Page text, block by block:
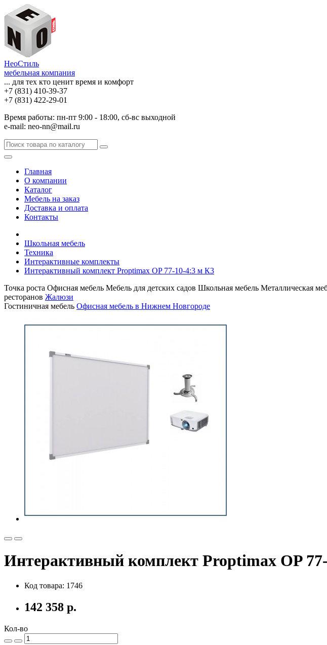
НеоСтиль
мебельная компания
... для тех кто ценит время и комфорт
+7 (831) 410-39-37
+7 (831) 422-29-01
Время работы: пн-пт 9:00 - 18:00, сб-вс выходной
e-mail: neo-nn@mail.ru
Главная
О компании
Каталог
Мебель на заказ
Доставка и оплата
Контакты
Школьная мебель
Техника
Интерактивные комплекты
Интерактивный комплект Proptimax OP 77-10-4:3 м К3
Точка роста Офисная мебель Мебель для детских садов Школьная мебель Металлическая
ресторанов Жалюзи
Гостиничная мебель Офисная мебель в Нижнем Новгороде
Интерактивный комплект Proptimax OP
Код товара: 1746
142 358 р.
Кол-во